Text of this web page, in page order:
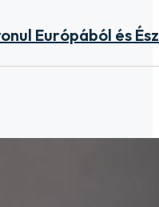
Európából és